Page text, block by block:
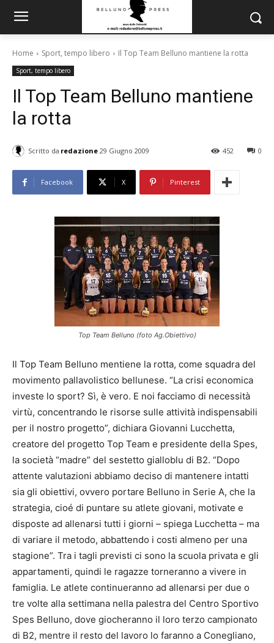
Home Sport, tempo libero Il Top Team Belluno mantiene la rotta
Sport, tempo libero
Il Top Team Belluno mantiene
la rotta
Scritto da redazione 29 Giugno 2009 0
452
Facebook X Pinterest
Top Team Belluno (foto Ag.Obiettivo)
Il Top Team Belluno mentiene la rotta, come squadra del
movimento pallavolistico bellunese. “La crisi economica
investe lo sport? Sì, è vero. E noi facciamo di necessità
virtù, concentrando le risorse sulle attività indispensabili
per il nostro progetto”, dichiara Giovanni Lucchetta,
creatore del progetto Top Team e presidente della Spes,
la società “madre” del sestetto gialloblu di B2. “Dopo
attente valutazioni abbiamo deciso di mantenere intatti
sia gli obiettivi, ovvero portare Belluno in Serie A, che la
strategia, cioé di puntare su atlete giovani, motivate e
disposte ad allenarsi tutti i giorni – spiega Lucchetta – ma
di variare il metodo, abbattendo i costi almeno per una
stagione”. Tra i tagli previsti ci sono la scuola privata e gli
appartamenti, quindi le ragazze torneranno a vivere in
famiglia. Le atlete continueranno ad allenarsi per due o
tre volte alla settimana nella palestra del Centro Sportivo
Spes Belluno, dove giocheranno il loro terzo campionato
di B2, mentre il resto del lavoro lo faranno a Conegliano,